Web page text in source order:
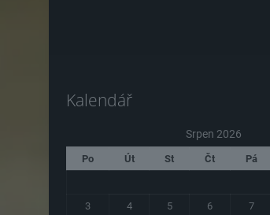
Kalendář
Srpen 2026
Po Út St Čt Pá
3
4 5 6 7